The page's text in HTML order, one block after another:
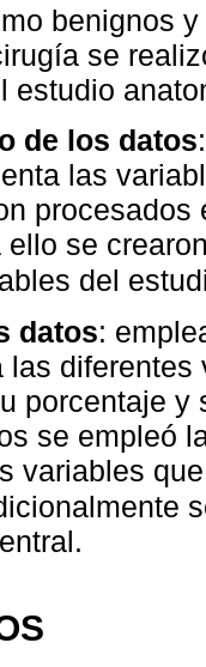
benignos
se
estudio
de los datos
las
ello se
del
datos:
las
porcentaje
se empleó
variables